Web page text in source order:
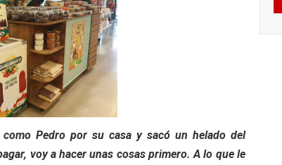
como Pedro por su casa y sacó un helado del
voy a hacer unas cosas primero. A lo que le